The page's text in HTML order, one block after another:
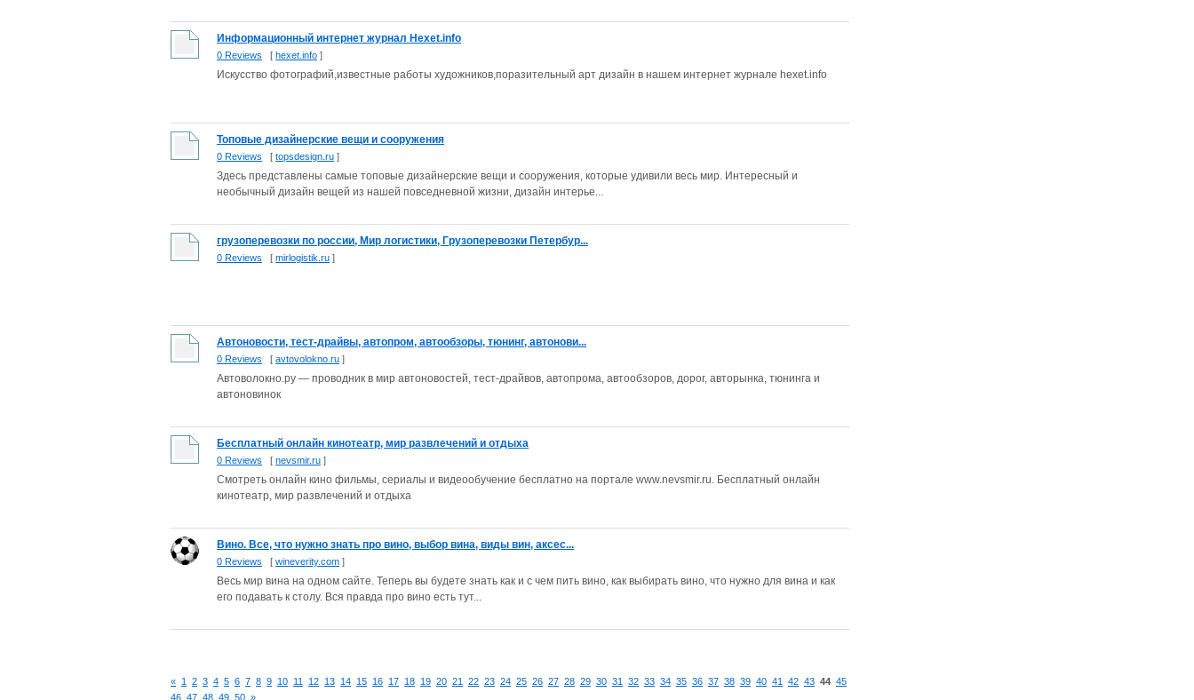
Информационный интернет журнал Hexet.info
0 Reviews [ hexet.info ]
Искусство фотографий,известные работы художников,поразительный арт дизайн в нашем интернет журнале hexet.info
Топовые дизайнерские вещи и сооружения
0 Reviews [ topsdesign.ru ]
Здесь представлены самые топовые дизайнерские вещи и сооружения, которые удивили весь мир. Интересный и
необычный дизайн вещей из нашей повседневной жизни, дизайн интерье...
грузоперевозки по россии, Мир логистики, Грузоперевозки Петербур...
0 Reviews [ mirlogistik.ru ]
Автоновости, тест-драйвы, автопром, автообзоры, тюнинг, автонови...
0 Reviews [ avtovolokno.ru ]
Автоволокно.ру — проводник в мир автоновостей, тест-драйвов, автопрома, автообзоров, дорог, авторынка, тюнинга и
автоновинок
Бесплатный онлайн кинотеатр, мир развлечений и отдыха
0 Reviews [ nevsmir.ru ]
Смотреть онлайн кино фильмы, сериалы и видеообучение бесплатно на портале www.nevsmir.ru. Бесплатный онлайн
кинотеатр, мир развлечений и отдыха
Вино. Все, что нужно знать про вино, выбор вина, виды вин, аксес...
0 Reviews [ wineverity.com ]
Весь мир вина на одном сайте. Теперь вы будете знать как и с чем пить вино, как выбирать вино, что нужно для вина и как
его подавать к столу. Вся правда про вино есть тут...
« 1 2 3 4 5 6 7 8 9 10 11 12 13 14 15 16 17 18 19 20 21 22 23 24 25 26 27 28 29 30 31 32 33 34 35 36 37 38 39 40 41 42 43 44 45
46 47 48 49 50 »